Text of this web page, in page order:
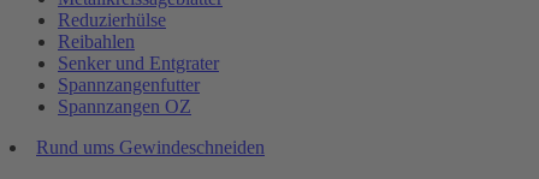
Reduzierhülse
Reibahlen
Senker und Entgrater
Spannzangenfutter
Spannzangen OZ
Rund ums Gewindeschneiden